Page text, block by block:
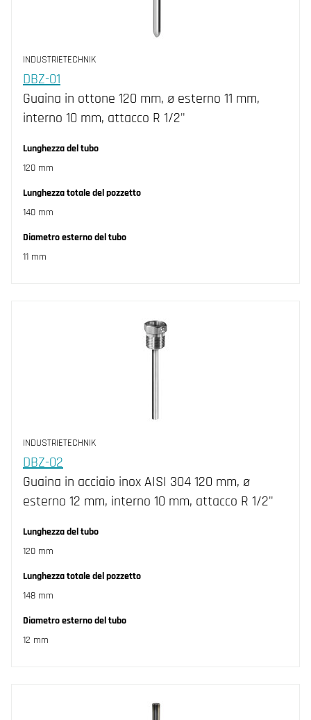
INDUSTRIETECHNIK
DBZ-01
Guaina in ottone 120 mm, ø esterno 11 mm,
interno 10 mm, attacco R 1/2"
Lunghezza del tubo
120 mm
Lunghezza totale del pozzetto
140 mm
Diametro esterno del tubo
11 mm
INDUSTRIETECHNIK
DBZ-02
Guaina in acciaio inox AISI 304 120 mm, ø
esterno 12 mm, interno 10 mm, attacco R 1/2"
Lunghezza del tubo
120 mm
Lunghezza totale del pozzetto
148 mm
Diametro esterno del tubo
12 mm